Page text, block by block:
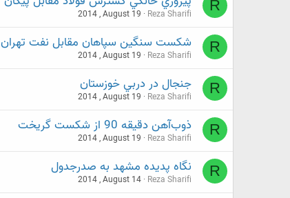
R
Reza Sharifi
2014 , August 19
R شکست سنگين سپاهان مقابل نفت تهران
Reza Sharifi
2014 , August 19
R جنجال در دربي خوزستان
Reza Sharifi
2014 , August 19
R ذوب‌آهن دقيقه 90 از شکست گريخت
Reza Sharifi
2014 , August 19
R نگاه پديده مشهد به صدرجدول
Reza Sharifi
2014 , August 14